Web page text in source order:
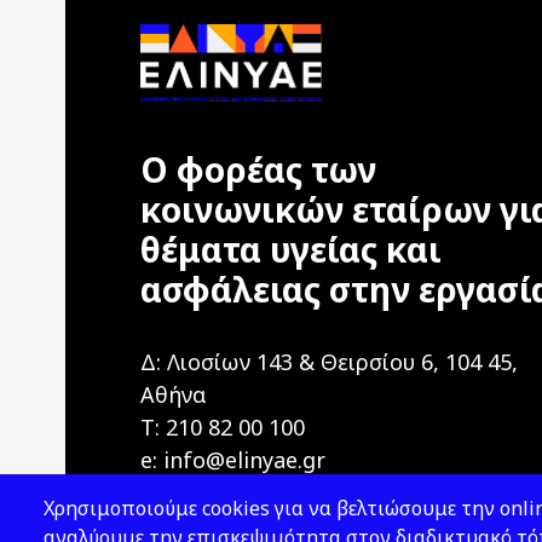
Ο φορέας των
κοινωνικών εταίρων
θέματα υγείας και
ασφάλειας στην
Δ: Λιοσίων 143 & Θειρσίου 6, 104 45,
Αθήνα
T: 210 82 00 100
e: info@elinyae.gr
Χρησιμοποιούμε cookies για να βελτιώσουμε την